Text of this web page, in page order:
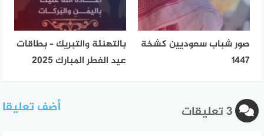
صور شباب سعوديين كشخة
1447
بالتهنئة والتبريك – بطاقات
عيد الفطر المبارك 2025
3 تعليقات أضف تعليقا